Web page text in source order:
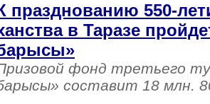
празднованию 550-
в Таразе
фонд третьего
составит 18 млн.